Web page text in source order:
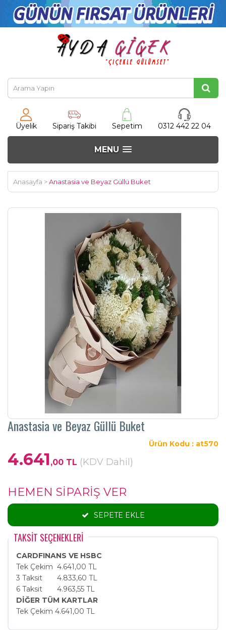
Üyelik Sipariş Takibi Sepetim 0312 442 22 04
MENU
Anasayfa >Anastasia ve Beyaz Güllü Buket
Anastasia ve Beyaz Güllü Buket
Ürün Kodu : at570
4.641 ,00 TL (KDV Dahil)
HEMEN SİPARİŞ VER
SEPETE EKLE
TAKSİT SEÇENEKLERİ
CARDFINANS VE HSBC
Tek Çekim 4.641,00 TL
3 Taksit
4.833,60 TL
6 Taksit
4.963,55 TL
DİĞER TÜM KARTLAR
Tek Çekim 4.641,00 TL